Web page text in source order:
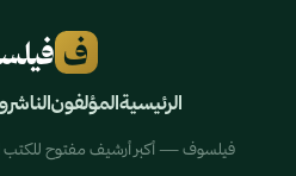
ف
الرئيسيةالمؤلفون
فيلسوف — أكبر أرشيف مفتوح للكتب